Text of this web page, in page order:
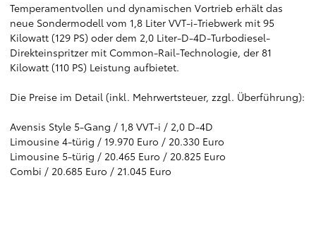
Temperamentvollen und dynamischen Vortrieb erhält das
neue Sondermodell vom 1,8 Liter VVT-i-Triebwerk mit 95
Kilowatt (129 PS) oder dem 2,0 Liter-D-4D-Turbodiesel-
Direkteinspritzer mit Common-Rail-Technologie, der 81
Kilowatt (110 PS) Leistung aufbietet.
Die Preise im Detail (inkl. Mehrwertsteuer, zzgl. Überführung):
Avensis Style 5-Gang / 1,8 VVT-i / 2,0 D-4D
Limousine 4-türig / 19.970 Euro / 20.330 Euro
Limousine 5-türig / 20.465 Euro / 20.825 Euro
Combi / 20.685 Euro / 21.045 Euro